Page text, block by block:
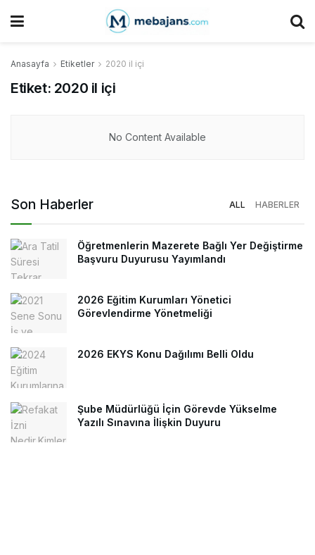
Anasayfa Etiketler 2020 il içi
Etiket: 2020 il içi
No Content Available
Son Haberler ALL HABERLER
Öğretmenlerin Mazerete Bağlı Yer Değiştirme
Başvuru Duyurusu Yayımlandı
2026 Eğitim Kurumları Yönetici
Görevlendirme Yönetmeliği
2026 EKYS Konu Dağılımı Belli Oldu
Şube Müdürlüğü İçin Görevde Yükselme
Yazılı Sınavına İlişkin Duyuru